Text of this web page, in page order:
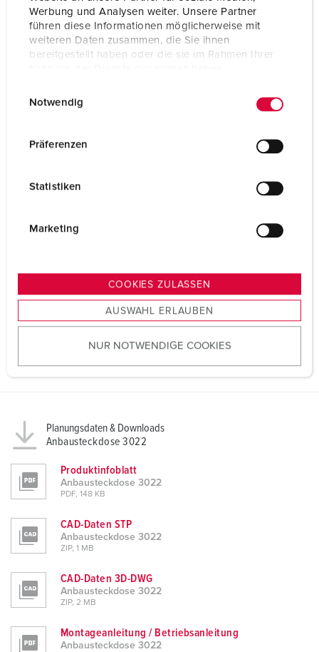
Werbung und Analysen weiter. Unsere Partner
führen diese Informationen möglicherweise mit
weiteren Daten zusammen, die Sie ihnen
bereitgestellt haben oder die sie im Rahmen Ihrer
s
u
w
Notwendig
Präferenzen
Statistiken
Marketing
COOKIES ZULASSEN
AUSWAHL ERLAUBEN
NUR NOTWENDIGE COOKIES
Planungsdaten & Downloads
Anbausteckdose 3022
Produktinfoblatt
Anbausteckdose 3022
PDF, 148 KB
CAD-Daten STP
Anbausteckdose 3022
ZIP, 1 MB
CAD-Daten 3D-DWG
Anbausteckdose 3022
ZIP, 2 MB
Montageanleitung / Betriebsanleitung
Anbausteckdose 3022